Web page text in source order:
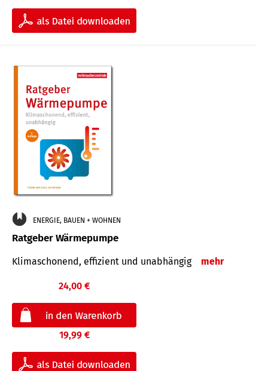
ENERGIE, BAUEN + WOHNEN
Ratgeber Wärmepumpe
Klimaschonend, effizient und unabhängig mehr
24,00 €
19,99 €